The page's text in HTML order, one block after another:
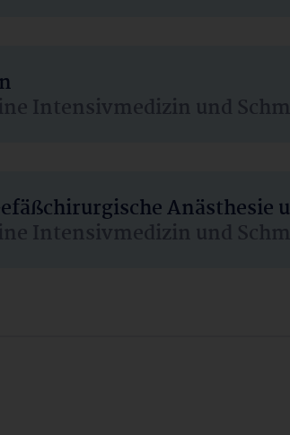
Intensivmedizin und
Anästhesie
Intensivmedizin und